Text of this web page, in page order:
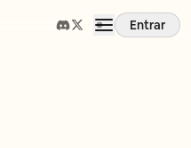
Entrar